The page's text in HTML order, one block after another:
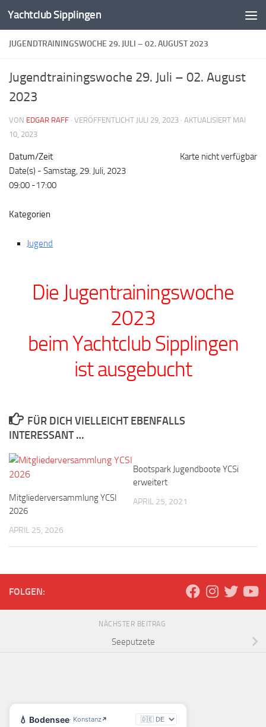
Zum Inhalt springen
Yachtclub Sipplingen
JUGENDTRAININGSWOCHE 29. JULI – 02. AUGUST 2023
Jugendtrainingswoche 29. Juli – 02. August
2023
VON EDGAR RAFF · VERÖFFENTLICHT JULI 29, 2023 · AKTUALISIERT MAI
10, 2023
Karte nicht verfügbar
Datum/Zeit
Date(s) - Samstag, 29. Juli, 2023
09:00 -17:00
Kategorien
Jugend
Die Jugentrainingswoche
2023
beim Yachtclub Sipplingen
ist ausgebucht
FÜR DICH VIELLEICHT EBENFALLS
INTERESSANT …
Mitgliederversammlung YCSI
2026
APRIL 25, 2026
Bootspark Jugendboote YCSi
erweitert
APRIL 25, 2021
FOLGEN:
NÄCHSTER BEITRAG
Seeputzete